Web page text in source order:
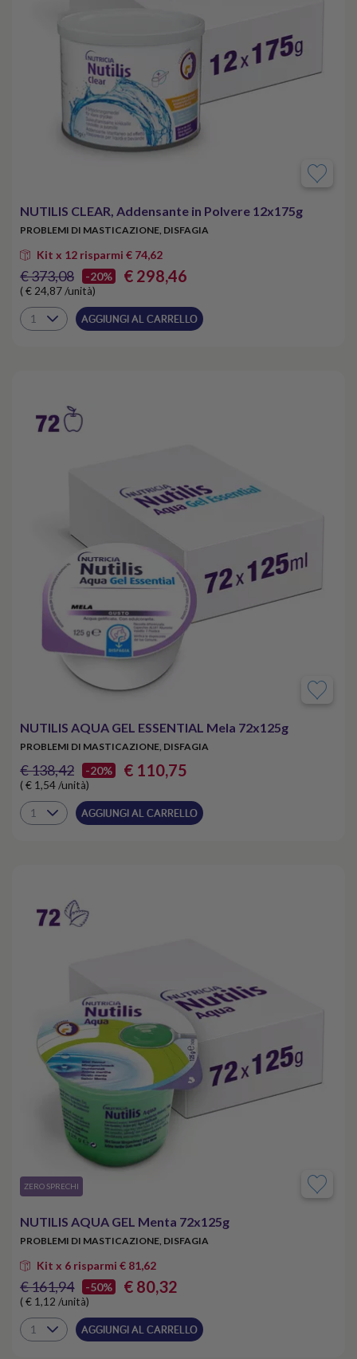
NUTILIS CLEAR, Addensante in Polvere 12x175g
PROBLEMI DI MASTICAZIONE, DISFAGIA
Kit x 12 risparmi € 74,62
€ 373,08 -20% € 298,46
( € 24,87 /unità)
AGGIUNGI AL CARRELLO
NUTILIS AQUA GEL ESSENTIAL Mela 72x125g
PROBLEMI DI MASTICAZIONE, DISFAGIA
€ 138,42 -20% € 110,75
( € 1,54 /unità)
AGGIUNGI AL CARRELLO
​ZERO SPRECHI
NUTILIS AQUA GEL Menta 72x125g
PROBLEMI DI MASTICAZIONE, DISFAGIA
Kit x 6 risparmi € 81,62
€ 161,94 -50% € 80,32
( € 1,12 /unità)
AGGIUNGI AL CARRELLO